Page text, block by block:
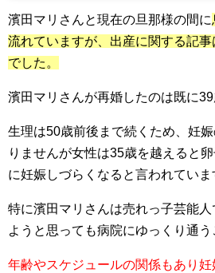
濱田マリさんと現在の旦那様の間に
流れていますが、出産に関する記
でした。
濱田マリさんが再婚したのは既に39
生理は50歳前後まで続くため、妊
りませんが女性は35歳を越えると
に妊娠しづらくなる と言われていま
特に濱田マリさんは売れっ子芸能
ようと思っても病院にゆっくり通
年齢やスケジュールの関係もあり